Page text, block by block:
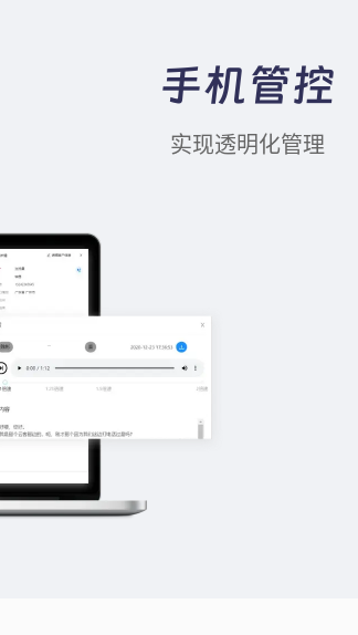
手机管控
实现透明化管理